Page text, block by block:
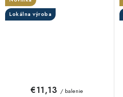
Lokálna výroba
€11,13 / balenie